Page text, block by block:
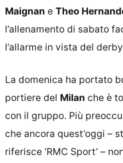
Maignan e Theo
l’allenamento di sabato
l’allarme in vista del
La domenica ha portato
portiere del Milan che è
con il gruppo. Più
che ancora quest’oggi –
riferisce ‘RMC Sport’ –